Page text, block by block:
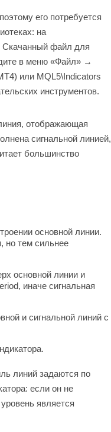
его потребуется
на
Скачанный файл для
в меню «Файл» →
или MQL5\Indicators
инструментов.
отображающая
сигнальной линией,
большинство
основной линии.
но тем сильнее
основной линии и
иначе сигнальная
и сигнальной линий с
линий задаются по
если он не
является